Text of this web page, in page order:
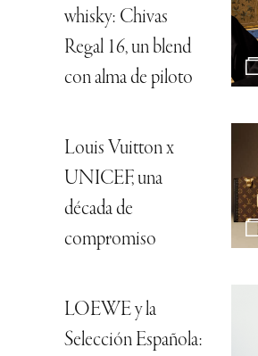
whisky: Chivas
Regal 16, un blend
con alma de piloto
Louis Vuitton x
UNICEF, una
década de
compromiso
LOEWE y la
Selección Española: